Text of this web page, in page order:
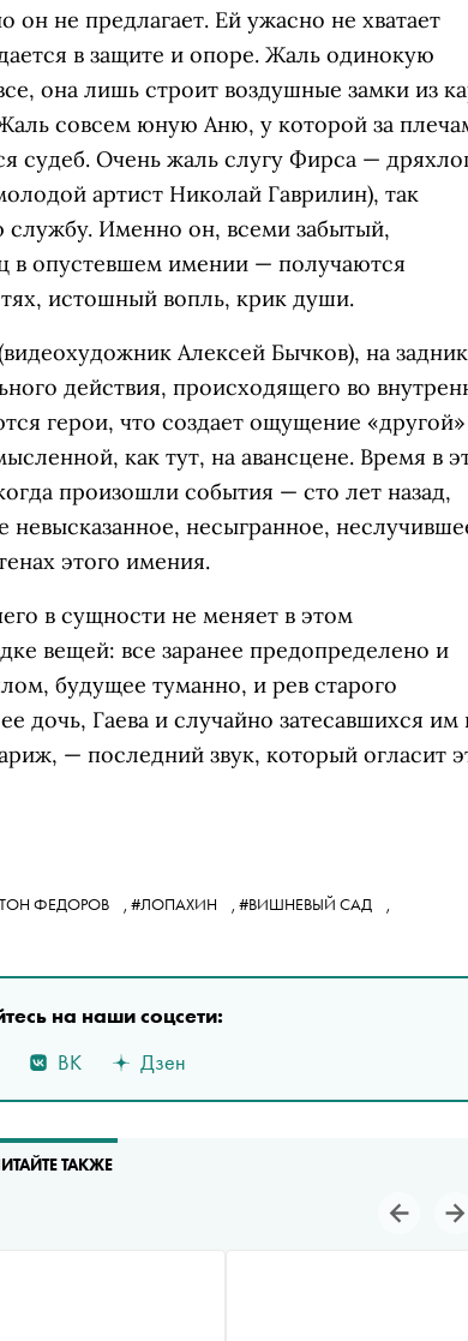
он не предлагает. Ей ужасно не хватает
в защите и опоре. Жаль одинокую
она лишь строит воздушные замки из
совсем юную Аню, у которой за
судеб. Очень жаль слугу Фирса —
артист Николай Гаврилин), так
Именно он, всеми забытый,
в опустевшем имении — получаются
истошный вопль, крик души.
Алексей Бычков), на
действия, происходящего во
герои, что создает ощущение «другой»
как тут, на авансцене. Время в
произошли события — сто лет назад,
невысказанное, несыгранное,
этого имения.
в сущности не меняет в этом
вещей: все заранее предопределено и
будущее туманно, и рев старого
дочь, Гаева и случайно затесавшихся им
— последний звук, который огласит
ФЕДОРОВ , #ЛОПАХИН , #ВИШНЕВЫЙ САД
,
на наши соцсети:
ВК Дзен
ТАКЖЕ